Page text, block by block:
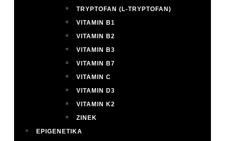
TRYPTOFAN (L-TRYPTOFAN)
VITAMIN B1
VITAMIN B2
VITAMIN B3
VITAMIN B7
VITAMIN C
VITAMIN D3
VITAMIN K2
ZINEK
EPIGENETIKA